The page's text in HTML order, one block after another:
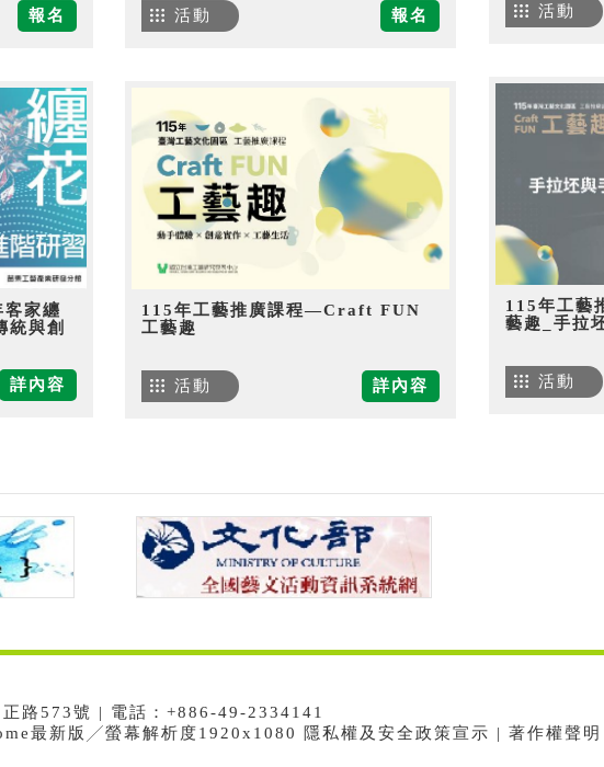
報名 報名
活動 活動
115年工藝
藝趣_手拉
活動
家纏
統與創
詳內容
115年工藝推廣課程—Craft FUN
工藝趣
詳內容
活動
路573號 | 電話：+886-49-2334141
最新版╱螢幕解析度1920x1080 隱私權及安全政策宣示 | 著作權聲明